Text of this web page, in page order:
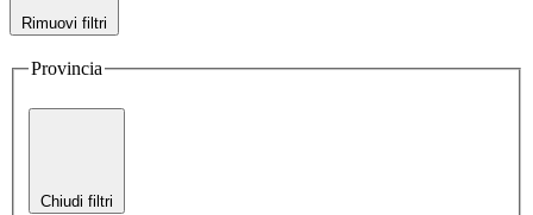
Rimuovi filtri
Provincia
Chiudi filtri